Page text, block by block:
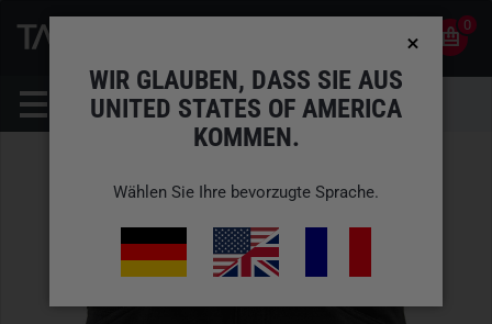
0
WIR GLAUBEN, DASS SIE AUS
UNITED STATES OF AMERICA
KOMMEN.
Wählen Sie Ihre bevorzugte Sprache.